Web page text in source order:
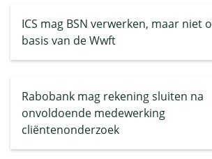
ICS mag BSN verwerken, maar niet
basis van de Wwft
Rabobank mag rekening sluiten na
onvoldoende medewerking
cliëntenonderzoek